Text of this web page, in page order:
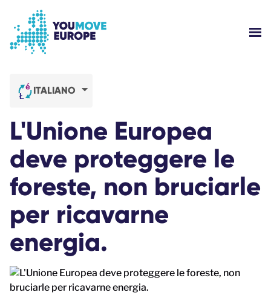
ACCEDI
ITALIANO
L'Unione Europea
deve proteggere le
foreste, non bruciarle
per ricavarne
energia.